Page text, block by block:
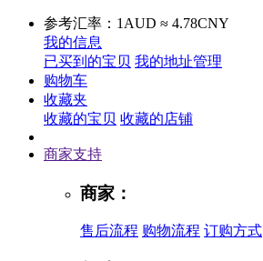
参考汇率：1AUD ≈ 4.78CNY
我的信息
已买到的宝贝 我的地址管理
购物车
收藏夹
收藏的宝贝 收藏的店铺
商家支持
商家：
售后流程 购物流程 订购方式